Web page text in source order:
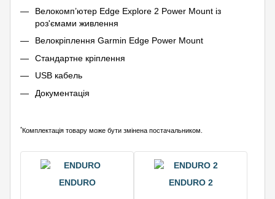
Велокомп’ютер Edge Explore 2 Power Mount із
роз'ємами живлення
Велокріплення Garmin Edge Power Mount
Стандартне кріплення
USB кабель
Документація
*Комплектація товару може бути змінена постачальником.
ENDURO ENDURO 2